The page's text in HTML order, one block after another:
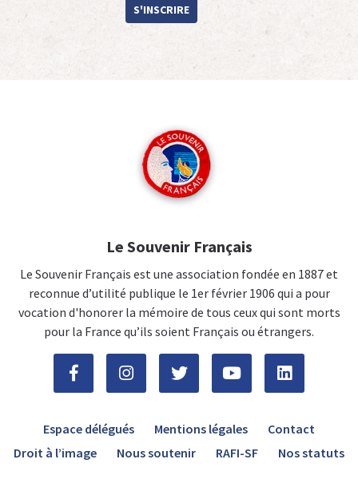
S'INSCRIRE
Le Souvenir Français
Le Souvenir Français est une association fondée en 1887 et
reconnue d’utilité publique le 1er février 1906 qui a pour
vocation d'honorer la mémoire de tous ceux qui sont morts
pour la France qu’ils soient Français ou étrangers.
Espace délégués Mentions légales
Contact
Droit à l’image
Nous soutenir RAFI-SF Nos statuts